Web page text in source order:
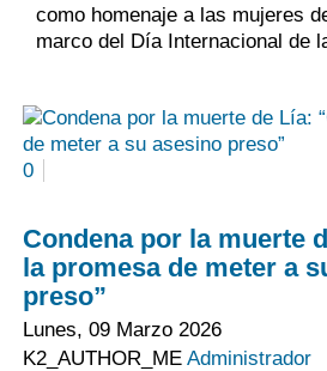
como homenaje a las mujeres
marco del Día Internacional de
0
Condena por la muerte
la promesa de meter a
preso”
Lunes, 09 Marzo 2026
K2_AUTHOR_ME Administrador